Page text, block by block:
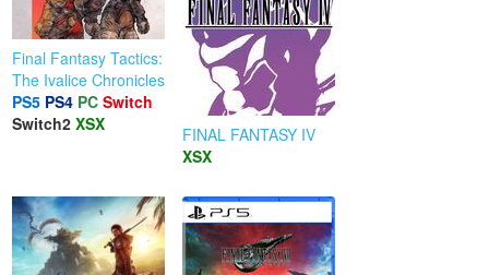
Final Fantasy Tactics:
The Ivalice Chronicles
PS5 PS4 PC Switch
Switch2 XSX
FINAL FANTASY IV
XSX